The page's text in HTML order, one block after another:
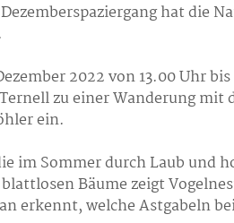
hat die
2022 von 13.00 Uhr
zu einer Wanderung mit
ein.
im Sommer durch Laub und
Bäume zeigt
erkennt, welche Astgabeln